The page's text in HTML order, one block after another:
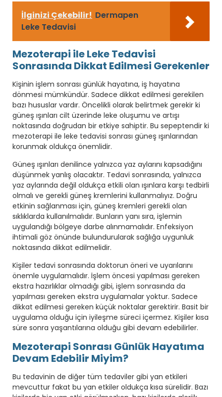
İlginizi Çekebilir! Dermapen
Leke Tedavisi
Mezoterapi ile Leke Tedavisi
Sonrasında Dikkat Edilmesi Gerekenler
Kişinin işlem sonrası günlük hayatına, iş hayatına
dönmesi mümkündür. Sadece dikkat edilmesi gerekilen
bazı hususlar vardır. Öncelikli olarak belirtmek gerekir ki
güneş ışınları cilt üzerinde leke oluşumu ve artışı
noktasında doğrudan bir etkiye sahiptir. Bu sepeptendir ki
mezoterapi ile leke tedavisi sonrası güneş ışınlarından
korunmak oldukça önemlidir.
Güneş ışınları denilince yalnızca yaz aylarını kapsadığını
düşünmek yanlış olacaktır. Tedavi sonrasında, yalnızca
yaz aylarında değil oldukça etkili olan ışınlara karşı tedbirli
olmalı ve gerekli güneş kremlerini kullanmalıyız. Doğru
etkinin sağlanması için, güneş kremleri gerekli olan
sıklıklarda kullanılmalıdır. Bunların yanı sıra, işlemin
uygulandığı bölgeye darbe alınmamalıdır. Enfeksiyon
ihtimali göz önünde bulundurularak sağlığa uygunluk
noktasında dikkat edilmelidir.
Kişiler tedavi sonrasında doktorun öneri ve uyarılarını
önemle uygulamalıdır. İşlem öncesi yapılması gereken
ekstra hazırlıklar olmadığı gibi, işlem sonrasında da
yapılması gereken ekstra uygulamalar yoktur. Sadece
dikkat edilmesi gereken küçük noktalar gerektirir. Basit bir
uygulama olduğu için iyileşme süreci içermez. Kişiler kısa
süre sonra yaşantılarına olduğu gibi devam edebilirler.
Mezoterapi Sonrası Günlük Hayatıma
Devam Edebilir Miyim?
Bu tedavinin de diğer tüm tedaviler gibi yan etkileri
mevcuttur fakat bu yan etkiler oldukça kısa sürelidir. Bazı